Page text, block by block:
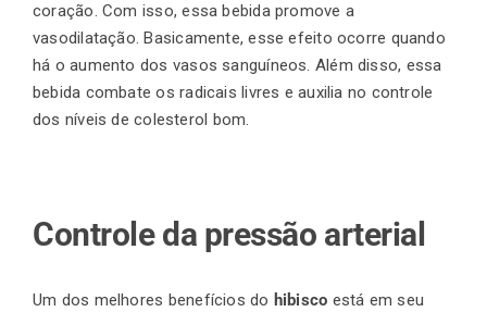
coração. Com isso, essa bebida promove a
vasodilatação. Basicamente, esse efeito ocorre quando
há o aumento dos vasos sanguíneos. Além disso, essa
bebida combate os radicais livres e auxilia no controle
dos níveis de colesterol bom.
Controle da pressão arterial
Um dos melhores benefícios do hibisco está em seu